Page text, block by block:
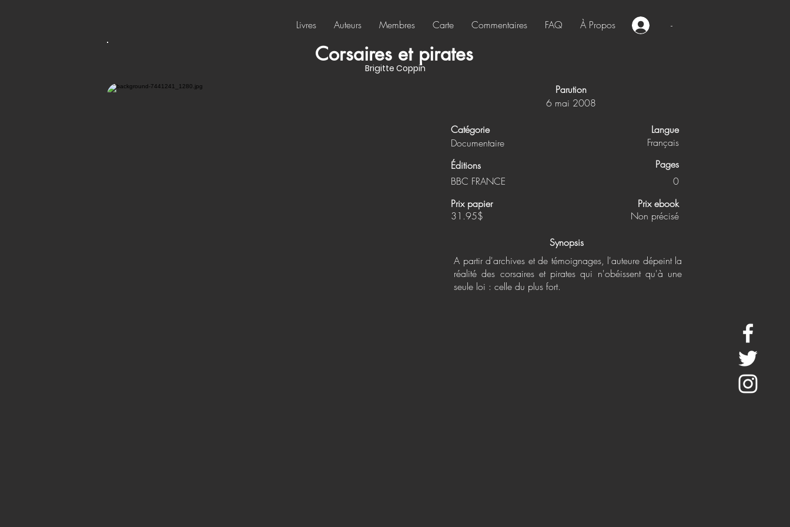
Livres Auteurs Membres Carte Commentaires FAQ À Propos -
Corsaires et pirates
Brigitte Coppin
Parution
6 mai 2008
Catégorie
Documentaire
Langue
Français
Éditions
Pages
BBC FRANCE
0
Prix papier
31.95$
Prix ebook
Non précisé
Synopsis
A partir d'archives et de témoignages, l'auteure dépeint la
réalité des corsaires et pirates qui n'obéissent qu'à une
seule loi : celle du plus fort.